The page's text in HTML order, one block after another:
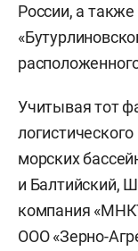
России, а
Учитывая тот
морских
и Балтийский,
компания
ООО «Зерно-